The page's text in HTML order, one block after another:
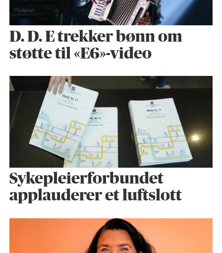
D. D. E trekker bønn om
støtte til «E6»-video
Sykepleier­forbundet
applauderer et luftslott